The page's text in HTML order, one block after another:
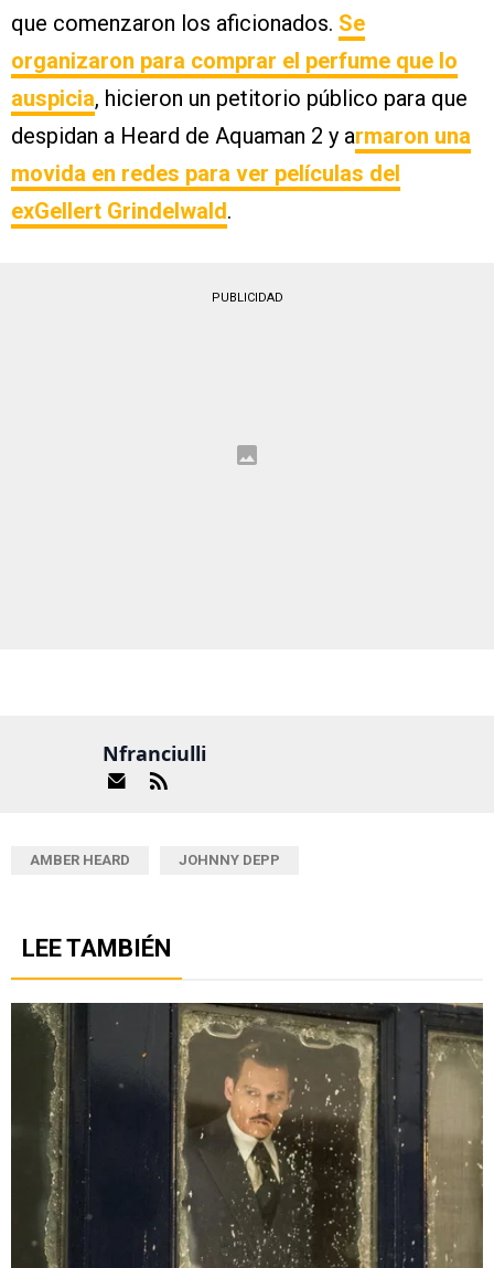
que comenzaron los aficionados. Se
organizaron para comprar el perfume que lo
auspicia, hicieron un petitorio público para que
despidan a Heard de Aquaman 2 y armaron una
movida en redes para ver películas del
exGellert Grindelwald.
PUBLICIDAD
Nfranciulli
AMBER HEARD JOHNNY DEPP
LEE TAMBIÉN